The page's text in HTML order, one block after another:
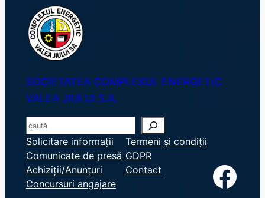
SOCIETATEA COMPLEXUL ENERGETIC
VALEA JIULUI S.A.
S
e
a
r
c
Solicitare informații
Comunicate de presă
Achiziții/Anunțuri
Concursuri angajare
Termeni și condiții
GDPR
Contact
Facebook